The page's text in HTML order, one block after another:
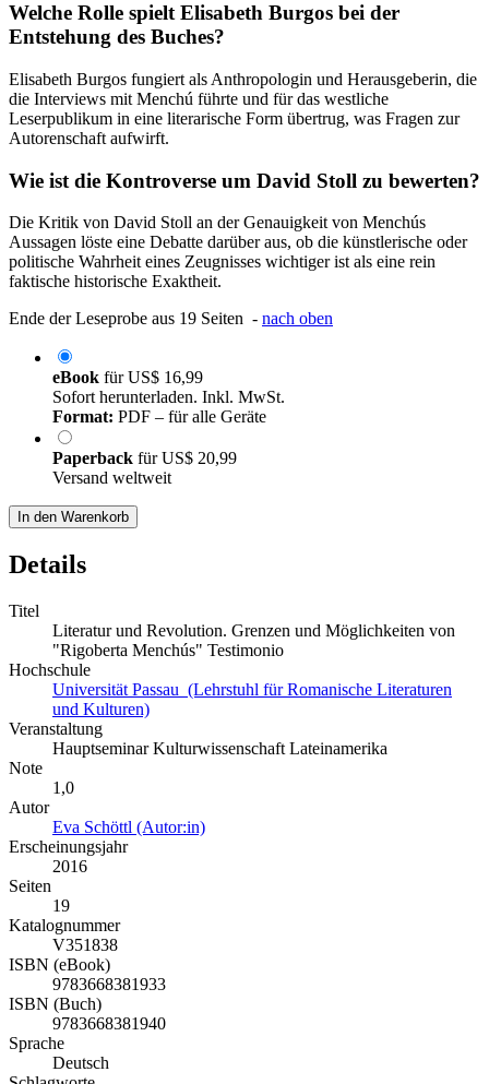
Welche Rolle spielt Elisabeth Burgos bei der
Entstehung des Buches?
Elisabeth Burgos fungiert als Anthropologin und Herausgeberin, die
die Interviews mit Menchú führte und für das westliche
Leserpublikum in eine literarische Form übertrug, was Fragen zur
Autorenschaft aufwirft.
Wie ist die Kontroverse um David Stoll zu bewerten?
Die Kritik von David Stoll an der Genauigkeit von Menchús
Aussagen löste eine Debatte darüber aus, ob die künstlerische oder
politische Wahrheit eines Zeugnisses wichtiger ist als eine rein
faktische historische Exaktheit.
Ende der Leseprobe aus 19 Seiten - nach oben
eBook fürUS$ 16,99
Sofort herunterladen. Inkl. MwSt.
Format: PDF – für alle Geräte
Paperback fürUS$ 20,99
Versand weltweit
In den Warenkorb
Details
Titel
Literatur und Revolution. Grenzen und Möglichkeiten von
"Rigoberta Menchús" Testimonio
Hochschule
Universität Passau (Lehrstuhl für Romanische Literaturen
und Kulturen)
Veranstaltung
Hauptseminar Kulturwissenschaft Lateinamerika
Note
1,0
Autor
Eva Schöttl (Autor:in)
Erscheinungsjahr
2016
Seiten
19
Katalognummer
V351838
ISBN (eBook)
9783668381933
ISBN (Buch)
9783668381940
Sprache
Deutsch